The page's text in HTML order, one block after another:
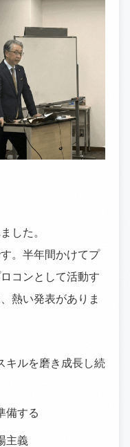
した。
。半年間かけてプ
コンとして活動す
熱い発表がありま
キルを磨き成長し続
備する
主義